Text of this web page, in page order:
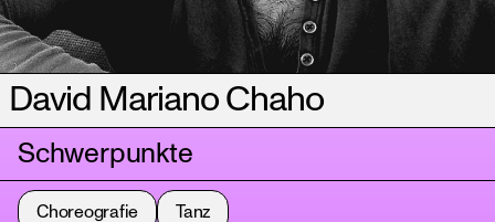
David Mariano Chaho
Schwerpunkte
Choreografie Tanz